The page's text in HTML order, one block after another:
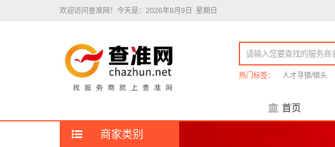
欢迎访问查准网！ 今天是：2026年8月9日 星期日
热门标签： 人才寻猎/猎头
首页
商家类别